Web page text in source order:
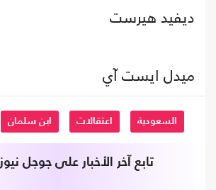
ديفيد هيرست
ميدل ايست آي
السعودية اعتقالات ابن سلمان
تابع آخر الأخبار على جوجل نيوز